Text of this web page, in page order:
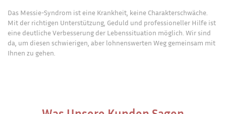
Das Messie-Syndrom ist eine Krankheit, keine Charakterschwäche.
Mit der richtigen Unterstützung, Geduld und professioneller Hilfe ist
eine deutliche Verbesserung der Lebenssituation möglich. Wir sind
da, um diesen schwierigen, aber lohnenswerten Weg gemeinsam mit
Ihnen zu gehen.